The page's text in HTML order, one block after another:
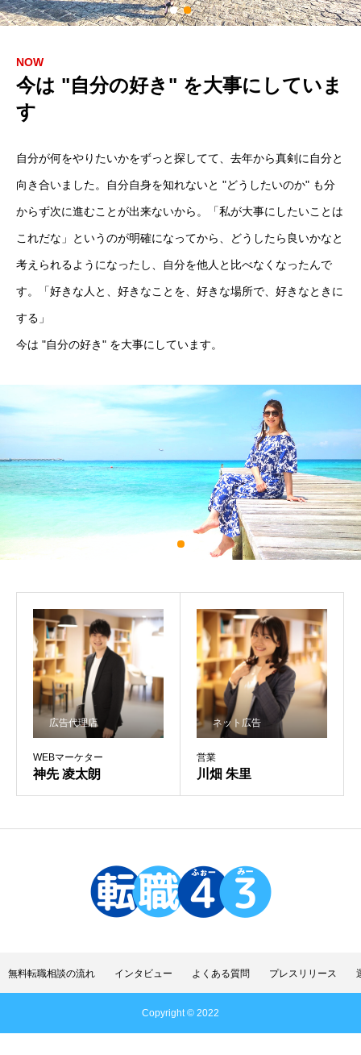
NOW
今は "自分の好き" を大事にしていま
す
自分が何をやりたいかをずっと探してて、去年から真剣に自分と
向き合いました。自分自身を知れないと "どうしたいのか" も分
からず次に進むことが出来ないから。「私が大事にしたいことは
これだな」というのが明確になってから、どうしたら良いかなと
考えられるようになったし、自分を他人と比べなくなったんで
す。「好きな人と、好きなことを、好きな場所で、好きなときに
する」
今は "自分の好き" を大事にしています。
WEBマーケター
神先 凌太朗
広告代理店
営業
川畑 朱里
ネット広告
無料転職相談の流れ インタビュー よくある質問 プレスリリース
Copyright © 2022